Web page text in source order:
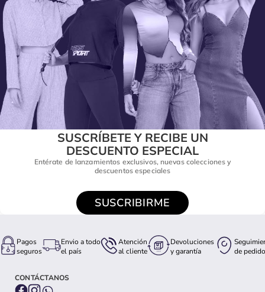
SUSCRÍBETE Y RECIBE UN
DESCUENTO ESPECIAL
Entérate de lanzamientos exclusivos, nuevas colecciones y
descuentos especiales
SUSCRIBIRME
Pagos
seguros
Envio a todo
el país
Atención
al cliente
Devoluciones
y garantía
de pedido
CONTÁCTANOS